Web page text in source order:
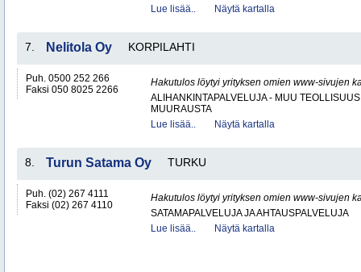
Lue lisää..
Näytä kartalla
7. Nelitola Oy KORPILAHTI
Puh. 0500 252 266
Faksi 050 8025 2266
Hakutulos löytyi yrityksen omien www-sivujen
ALIHANKINTAPALVELUJA - MUU TEOLLISUUS
MUURAUSTA
Lue lisää..
Näytä kartalla
8. Turun Satama Oy TURKU
Puh. (02) 267 4111
Faksi (02) 267 4110
Hakutulos löytyi yrityksen omien www-sivujen
SATAMAPALVELUJA JA AHTAUSPALVELUJA
Lue lisää..
Näytä kartalla